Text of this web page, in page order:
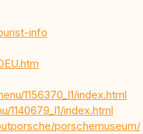
info
1156370_l1/index.html
index.html
porschemuseum/